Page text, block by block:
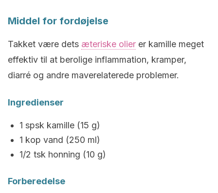
Middel for fordøjelse
Takket være dets æteriske olier er kamille meget
effektiv til at berolige inflammation, kramper,
diarré og andre maverelaterede problemer.
Ingredienser
1 spsk kamille (15 g)
1 kop vand (250 ml)
1/2 tsk honning (10 g)
Forberedelse